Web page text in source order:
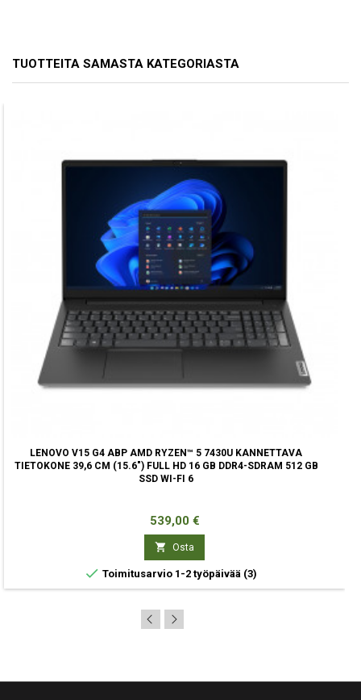
TUOTTEITA SAMASTA KATEGORIASTA
LENOVO V15 G4 ABP AMD RYZEN™ 5 7430U KANNETTAVA
TIETOKONE 39,6 CM (15.6") FULL HD 16 GB DDR4-SDRAM 512 GB
SSD WI-FI 6
Hinta
539,00 €
 Osta
 Toimitusarvio 1-2 työpäivää (3)